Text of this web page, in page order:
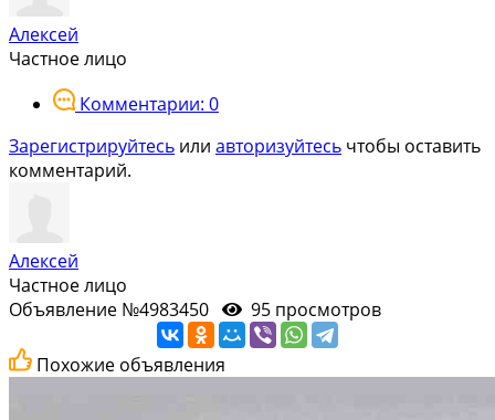
Алексей
Частное лицо
Комментарии: 0
Зарегистрируйтесь или авторизуйтесь чтобы оставить
комментарий.
Алексей
Частное лицо
Объявление №4983450
95 просмотров
Похожие объявления